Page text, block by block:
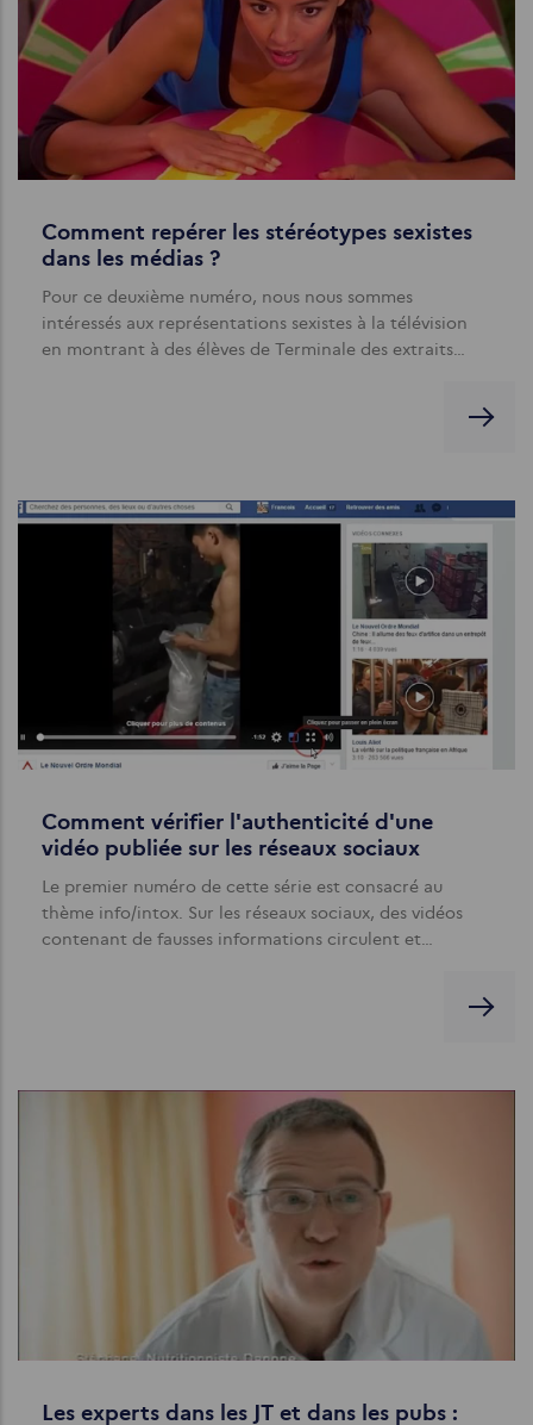
Comment repérer les stéréotypes sexistes
dans les médias ?
Pour ce deuxième numéro, nous nous sommes
intéressés aux représentations sexistes à la télévision
en montrant à des élèves de Terminale des extraits…
Comment vérifier l'authenticité d'une
vidéo publiée sur les réseaux sociaux
Le premier numéro de cette série est consacré au
thème info/intox. Sur les réseaux sociaux, des vidéos
contenant de fausses informations circulent et…
Les experts dans les JT et dans les pubs :